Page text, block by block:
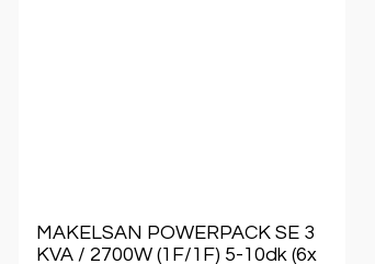
MAKELSAN POWERPACK SE 3
KVA / 2700W (1F/1F) 5-10dk (6x